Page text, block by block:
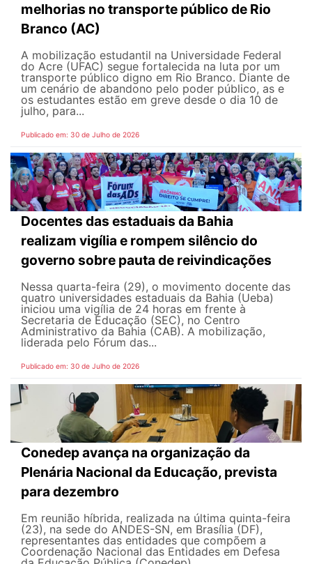
melhorias no transporte público de Rio
Branco (AC)
A mobilização estudantil na Universidade Federal
do Acre (UFAC) segue fortalecida na luta por um
transporte público digno em Rio Branco. Diante de
um cenário de abandono pelo poder público, as e
os estudantes estão em greve desde o dia 10 de
julho, para...
Publicado em: 30 de Julho de 2026
Docentes das estaduais da Bahia
realizam vigília e rompem silêncio do
governo sobre pauta de reivindicações
Nessa quarta-feira (29), o movimento docente das
quatro universidades estaduais da Bahia (Ueba)
iniciou uma vigília de 24 horas em frente à
Secretaria de Educação (SEC), no Centro
Administrativo da Bahia (CAB). A mobilização,
liderada pelo Fórum das...
Publicado em: 30 de Julho de 2026
Conedep avança na organização da
Plenária Nacional da Educação, prevista
para dezembro
Em reunião híbrida, realizada na última quinta-feira
(23), na sede do ANDES-SN, em Brasília (DF),
representantes das entidades que compõem a
Coordenação Nacional das Entidades em Defesa